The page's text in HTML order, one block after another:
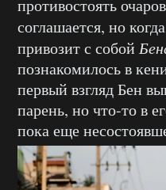
противостоять
соглашается, но
привозит с собой
познакомилось в
первый взгляд Бен
парень, но что-то в
пока еще